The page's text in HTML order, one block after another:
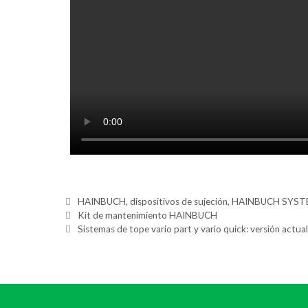
HAINBUCH,dispositivos de sujeción,HAINBUCH
Kit de mantenimiento HAINBUCH
Sistemas de tope vario part y vario quick: versión